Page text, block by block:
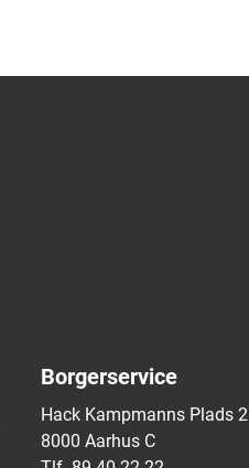
Borgerservice
Hack Kampmanns Plads 2
8000 Aarhus C